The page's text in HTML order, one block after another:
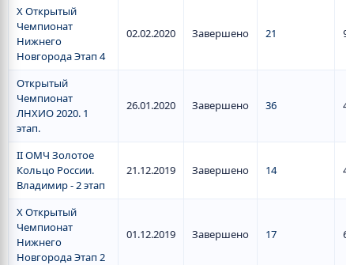
X Открытый
Чемпионат
Нижнего
Новгорода Этап 4
02.02.2020 Завершено 21 9
Открытый
Чемпионат
ЛНХИО 2020. 1
этап.
26.01.2020 Завершено 36 4
II ОМЧ Золотое
Кольцо России.
Владимир - 2 этап
21.12.2019 Завершено 14 4
X Открытый
Чемпионат
Нижнего
Новгорода Этап 2
01.12.2019 Завершено 17 6